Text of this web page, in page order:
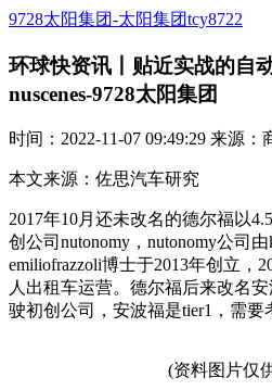
9728太阳集团-太阳集团tcy8722
环球快资讯丨贴近实战的自
nuscenes-9728太阳集团
时间：2022-11-07 09:49:29 来源：
本文来源：佐思汽车研究
2017年10月还未改名的德尔福以
创公司nutonomy，nutonomy公司由
emiliofrazzoli博士于2013年创立，
人出租车运营。德尔福后来改名
驶初创公司，安波福是tier1，需要
(资料图片仅